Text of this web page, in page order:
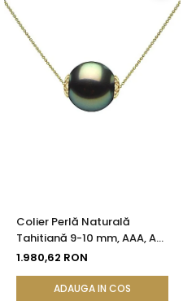
Colier Perlă Naturală
Tahitiană 9-10 mm, AAA, Aur
Galben 14K | KASKADDA®
1.980,62 RON
ADAUGA IN COS